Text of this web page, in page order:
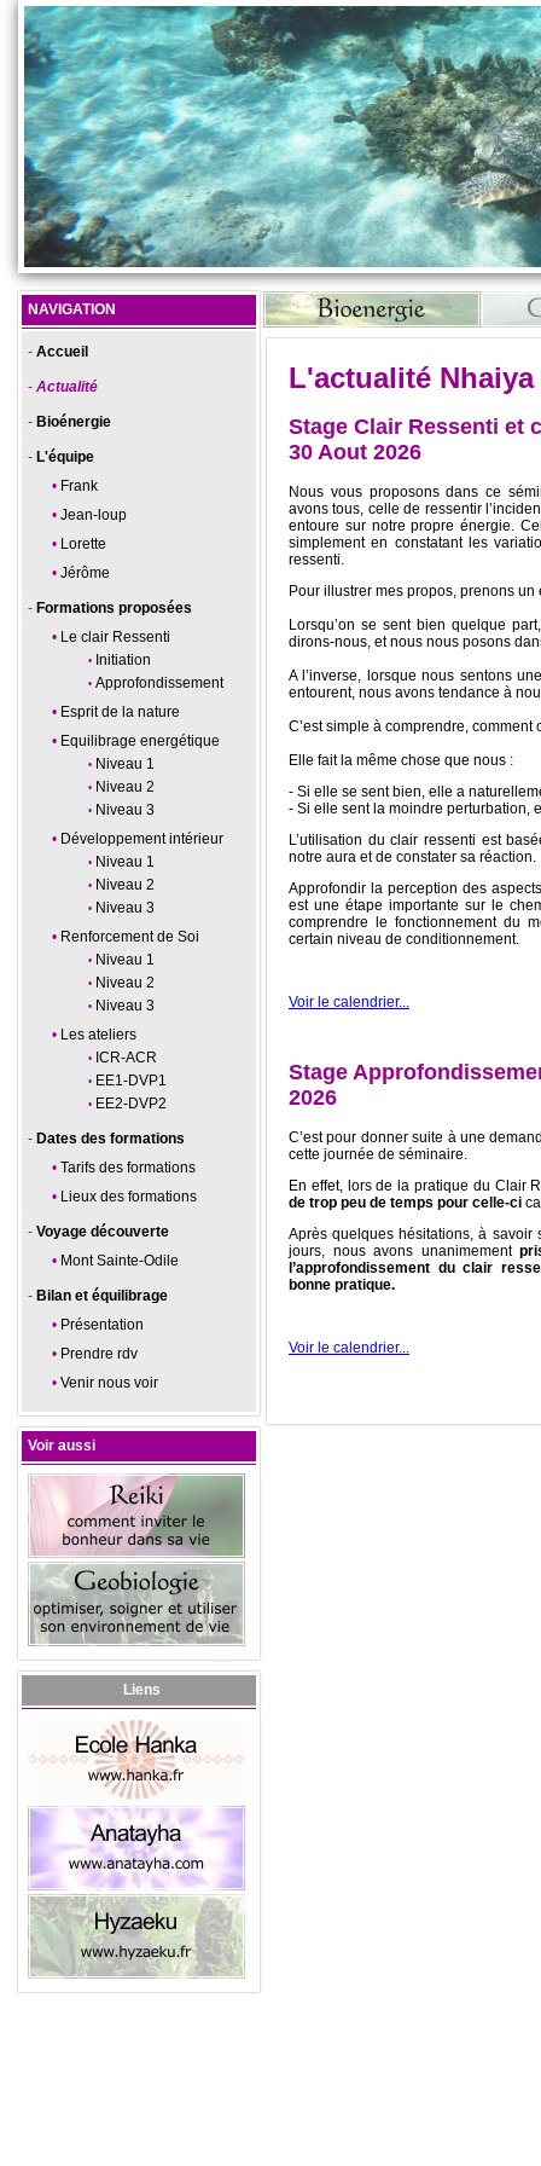
NAVIGATION
Accueil
Actualité
Bioénergie
L'équipe
Frank
Jean-loup
Lorette
Jérôme
Formations proposées
Le clair Ressenti
Initiation
Approfondissement
Esprit de la nature
Equilibrage energétique
Niveau 1
Niveau 2
Niveau 3
Développement intérieur
Niveau 1
Niveau 2
Niveau 3
Renforcement de Soi
Niveau 1
Niveau 2
Niveau 3
Les ateliers
ICR-ACR
EE1-DVP1
EE2-DVP2
Dates des formations
Tarifs des formations
Lieux des formations
Voyage découverte
Mont Sainte-Odile
Bilan et équilibrage
Présentation
Prendre rdv
Venir nous voir
Voir aussi
Liens
L'actualité Nhaiya
Stage Clair Ressenti et
30 Aout 2026
Nous vous proposons dans ce
avons tous, celle de ressentir
entoure sur notre propre énergie.
simplement en constatant les
ressenti.
Pour illustrer mes propos, prenons un
Lorsqu’on se sent bien quelque
dirons-nous, et nous nous posons
A l’inverse, lorsque nous sentons
entourent, nous avons tendance à
C’est simple à comprendre,
Elle fait la même chose que nous :
- Si elle se sent bien, elle a
- Si elle sent la moindre perturbation,
L’utilisation du clair ressenti est
notre aura et de constater sa réaction.
Approfondir la perception des
est une étape importante sur le
comprendre le fonctionnement du
certain niveau de conditionnement.
Voir le calendrier...
Stage
2026
C’est pour donner suite à une
cette journée de séminaire.
En effet, lors de la pratique du Clair
de trop peu de temps pour celle-ci
Après quelques hésitations, à
jours, nous avons unanimement
l’approfondissement du clair
bonne pratique.
Voir le calendrier...